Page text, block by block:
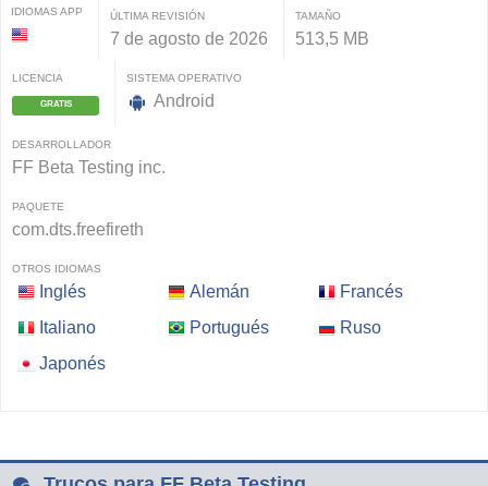
IDIOMAS APP ÚLTIMA REVISIÓN
7 de agosto de 2026
TAMAÑO
513,5 MB
LICENCIA
GRATIS
SISTEMA OPERATIVO
Android
DESARROLLADOR
FF Beta Testing inc.
PAQUETE
com.dts.freefireth
OTROS IDIOMAS
Inglés Alemán
Francés
Italiano
Portugués
Ruso
Japonés